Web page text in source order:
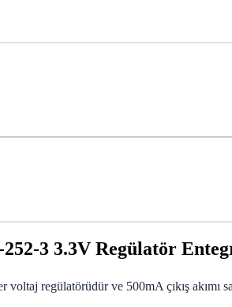
3 3.3V Regülatör
regülatörüdür ve 500mA çıkış